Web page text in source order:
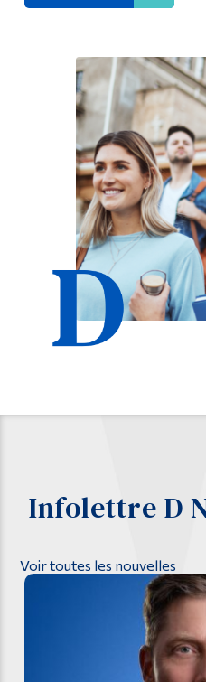
Infolettre D
Voir toutes les nouvelles